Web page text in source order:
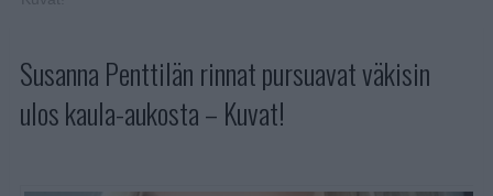
Susanna Penttilän rinnat pursuavat väkisin
ulos kaula-aukosta – Kuvat!